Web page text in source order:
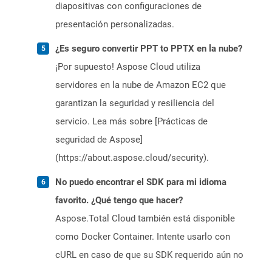
diapositivas con configuraciones de
presentación personalizadas.
¿Es seguro convertir PPT to PPTX en la nube?
¡Por supuesto! Aspose Cloud utiliza
servidores en la nube de Amazon EC2 que
garantizan la seguridad y resiliencia del
servicio. Lea más sobre [Prácticas de
seguridad de Aspose]
(https://about.aspose.cloud/security).
No puedo encontrar el SDK para mi idioma
favorito. ¿Qué tengo que hacer?
Aspose.Total Cloud también está disponible
como Docker Container. Intente usarlo con
cURL en caso de que su SDK requerido aún no